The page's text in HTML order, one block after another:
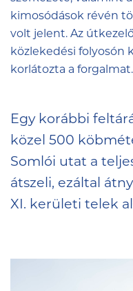
kimosódások révén
volt jelent. Az
közlekedési folyosón
korlátozta a forgalmat.
Egy korábbi
közel 500
Somlói utat a
átszeli, ezáltal
XI. kerületi telek